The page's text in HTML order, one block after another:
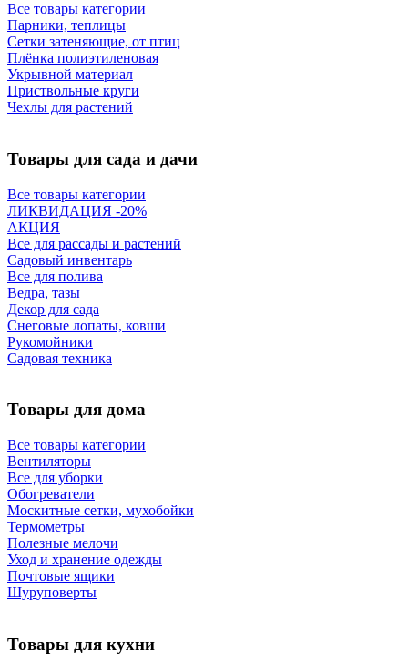
Все товары категории
Парники, теплицы
Сетки затеняющие, от птиц
Плёнка полиэтиленовая
Укрывной материал
Приствольные круги
Чехлы для растений
Товары для сада и дачи
Все товары категории
ЛИКВИДАЦИЯ -20%
АКЦИЯ
Все для рассады и растений
Садовый инвентарь
Все для полива
Ведра, тазы
Декор для сада
Снеговые лопаты, ковши
Рукомойники
Садовая техника
Товары для дома
Все товары категории
Вентиляторы
Все для уборки
Обогреватели
Москитные сетки, мухобойки
Термометры
Полезные мелочи
Уход и хранение одежды
Почтовые ящики
Шуруповерты
Товары для кухни